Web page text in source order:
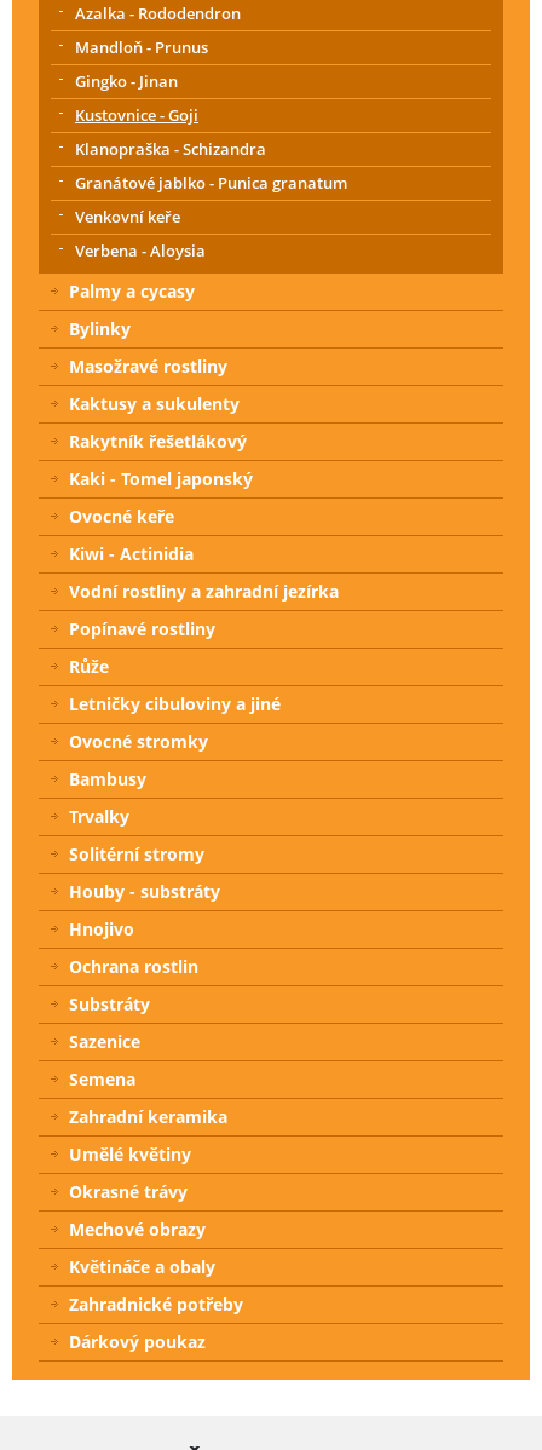
Azalka - Rododendron
Mandloň - Prunus
Gingko - Jinan
Kustovnice - Goji
Klanopraška - Schizandra
Granátové jablko - Punica granatum
Venkovní keře
Verbena - Aloysia
Palmy a cycasy
Bylinky
Masožravé rostliny
Kaktusy a sukulenty
Rakytník řešetlákový
Kaki - Tomel japonský
Ovocné keře
Kiwi - Actinidia
Vodní rostliny a zahradní jezírka
Popínavé rostliny
Růže
Letničky cibuloviny a jiné
Ovocné stromky
Bambusy
Trvalky
Solitérní stromy
Houby - substráty
Hnojivo
Ochrana rostlin
Substráty
Sazenice
Semena
Zahradní keramika
Umělé květiny
Okrasné trávy
Mechové obrazy
Květináče a obaly
Zahradnické potřeby
Dárkový poukaz